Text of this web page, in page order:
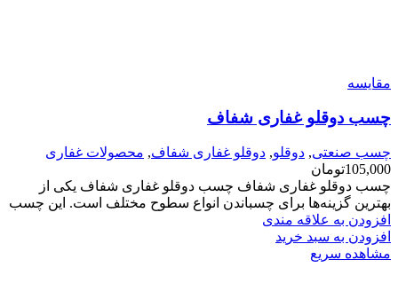
مقایسه
چسب دوقلو غفاری شفاف
چسب صنعتی, دوقلو, دوقلو غفاری شفاف, محصولات غفاری
105,000تومان
چسب دوقلو غفاری شفاف چسب دوقلو غفاری شفاف یکی از
بهترین گزینه‌ها برای چسباندن انواع سطوح مختلف است. این چسب
افزودن به علاقه مندی
افزودن به سبد خرید
مشاهده سریع